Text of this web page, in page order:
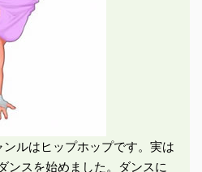
ルはヒップホップです。実は
ンスを始めました。ダンスに